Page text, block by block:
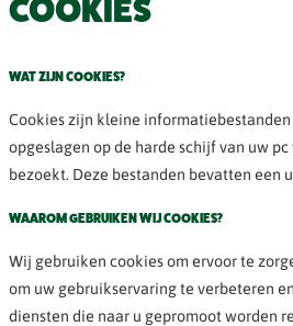
COOKIES
WAT ZIJN COOKIES?
Cookies zijn kleine
opgeslagen op de harde schijf van uw
bezoekt. Deze bestanden bevatten een
WAAROM GEBRUIKEN WIJ COOKIES?
Wij gebruiken cookies om ervoor te
om uw gebruikservaring te verbeteren
diensten die naar u gepromoot worden